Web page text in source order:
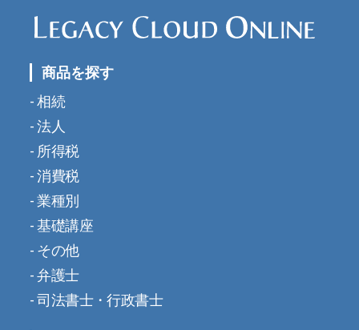
商品を探す
相続
法人
所得税
消費税
業種別
基礎講座
その他
弁護士
司法書士・行政書士